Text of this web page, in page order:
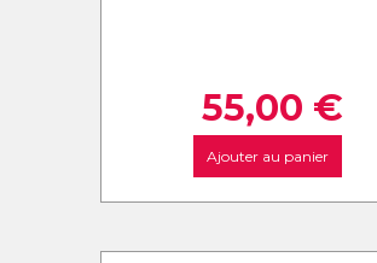
55,00 €
Ajouter au panier